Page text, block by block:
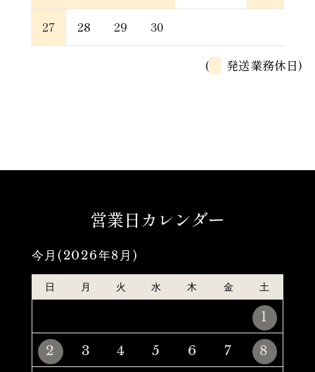
27 28 29 30
( 発送業務休日)
営業日カレンダー
今月(2026年8月)
日 月 火 水 木 金 土
1
2
3 4 5 6 7
8